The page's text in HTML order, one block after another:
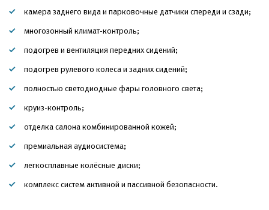
камера заднего вида и парковочные датчики спереди и сзади;
многозонный климат-контроль;
подогрев и вентиляция передних сидений;
подогрев рулевого колеса и задних сидений;
полностью светодиодные фары головного света;
круиз-контроль;
отделка салона комбинированной кожей;
премиальная аудиосистема;
легкосплавные колёсные диски;
комплекс систем активной и пассивной безопасности.